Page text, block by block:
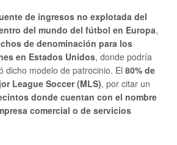
de ingresos no explotada del
del mundo del fútbol en Europa,
de denominación para los
en Estados Unidos, donde podría
dicho modelo de patrocinio. El 80% de
League Soccer (MLS), por citar un
donde cuentan con el nombre
comercial o de servicios